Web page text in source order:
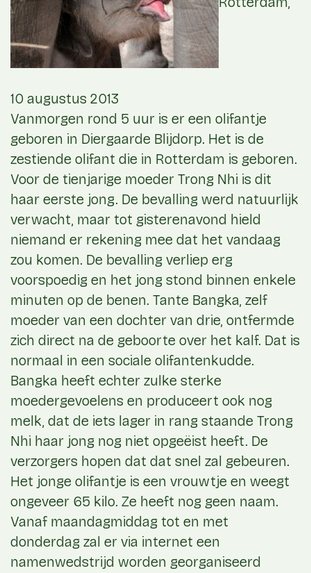
10 augustus 2013
Vanmorgen rond 5 uur is er een olifantje
geboren in Diergaarde Blijdorp. Het is de
zestiende olifant die in Rotterdam is geboren.
Voor de tienjarige moeder Trong Nhi is dit
haar eerste jong. De bevalling werd natuurlijk
verwacht, maar tot gisterenavond hield
niemand er rekening mee dat het vandaag
zou komen. De bevalling verliep erg
voorspoedig en het jong stond binnen enkele
minuten op de benen. Tante Bangka, zelf
moeder van een dochter van drie, ontfermde
zich direct na de geboorte over het kalf. Dat is
normaal in een sociale olifantenkudde.
Bangka heeft echter zulke sterke
moedergevoelens en produceert ook nog
melk, dat de iets lager in rang staande Trong
Nhi haar jong nog niet opgeëist heeft. De
verzorgers hopen dat dat snel zal gebeuren.
Het jonge olifantje is een vrouwtje en weegt
ongeveer 65 kilo. Ze heeft nog geen naam.
Vanaf maandagmiddag tot en met
donderdag zal er via internet een
namenwedstrijd worden georganiseerd